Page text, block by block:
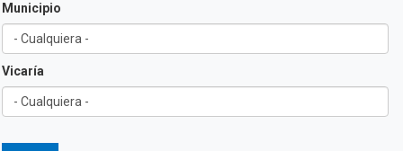
Municipio
Vicaría